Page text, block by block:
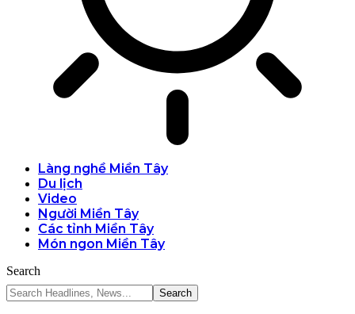
Làng nghề Miền Tây
Du lịch
Video
Người Miền Tây
Các tỉnh Miền Tây
Món ngon Miền Tây
Search